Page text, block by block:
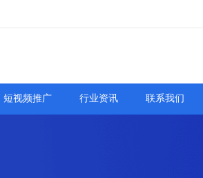
短视频推广 行业资讯 联系我们